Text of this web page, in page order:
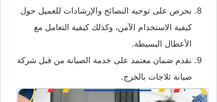
نحرص على توجيه النصائح والإرشادات للعميل حول
كيفية الاستخدام الآمن، وكذلك كيفية التعامل مع
الأعطال البسيطة.
نقدم ضمان معتمد على خدمة الصيانة من قبل شركة
صيانة ثلاجات بالخرج.